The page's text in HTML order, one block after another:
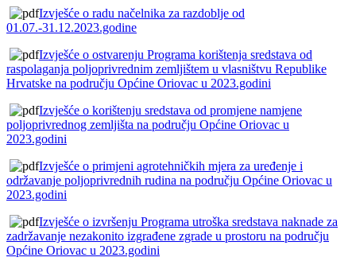
Izvješće o radu načelnika za razdoblje od
01.07.-31.12.2023.godine
Izvješće o ostvarenju Programa korištenja sredstava od
raspolaganja poljoprivrednim zemljištem u vlasništvu Republike
Hrvatske na području Općine Oriovac u 2023.godini
Izvješće o korištenju sredstava od promjene namjene
poljoprivrednog zemljišta na području Općine Oriovac u
2023.godini
Izvješće o primjeni agrotehničkih mjera za uređenje i
održavanje poljoprivrednih rudina na području Općine Oriovac u
2023.godini
Izvješće o izvršenju Programa utroška sredstava naknade za
zadržavanje nezakonito izgrađene zgrade u prostoru na području
Općine Oriovac u 2023.godini